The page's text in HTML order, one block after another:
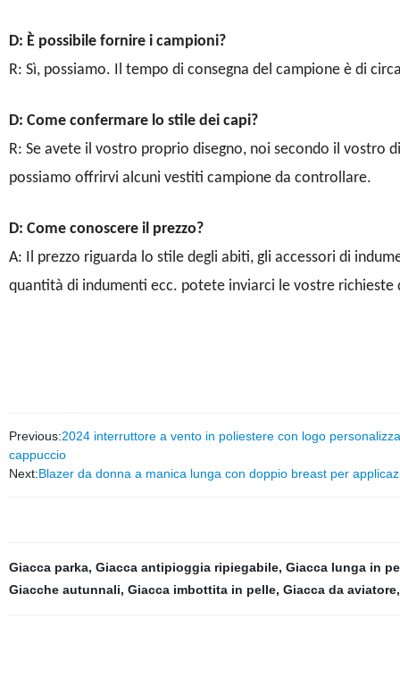
D: È possibile fornire i campioni?
R: Sì, possiamo. Il tempo di consegna del campione è di
D: Come confermare lo stile dei capi?
R: Se avete il vostro proprio disegno, noi secondo il vostro
possiamo offrirvi alcuni vestiti campione da controllare.
D: Come conoscere il prezzo?
A: Il prezzo riguarda lo stile degli abiti, gli accessori di
quantità di indumenti ecc. potete inviarci le vostre
Previous:2024 interruttore a vento in poliestere con logo
cappuccio
Next:Blazer da donna a manica lunga con doppio breast per
Giacca parka, Giacca antipioggia ripiegabile, Giacca lunga in
Giacche autunnali, Giacca imbottita in pelle, Giacca da aviatore